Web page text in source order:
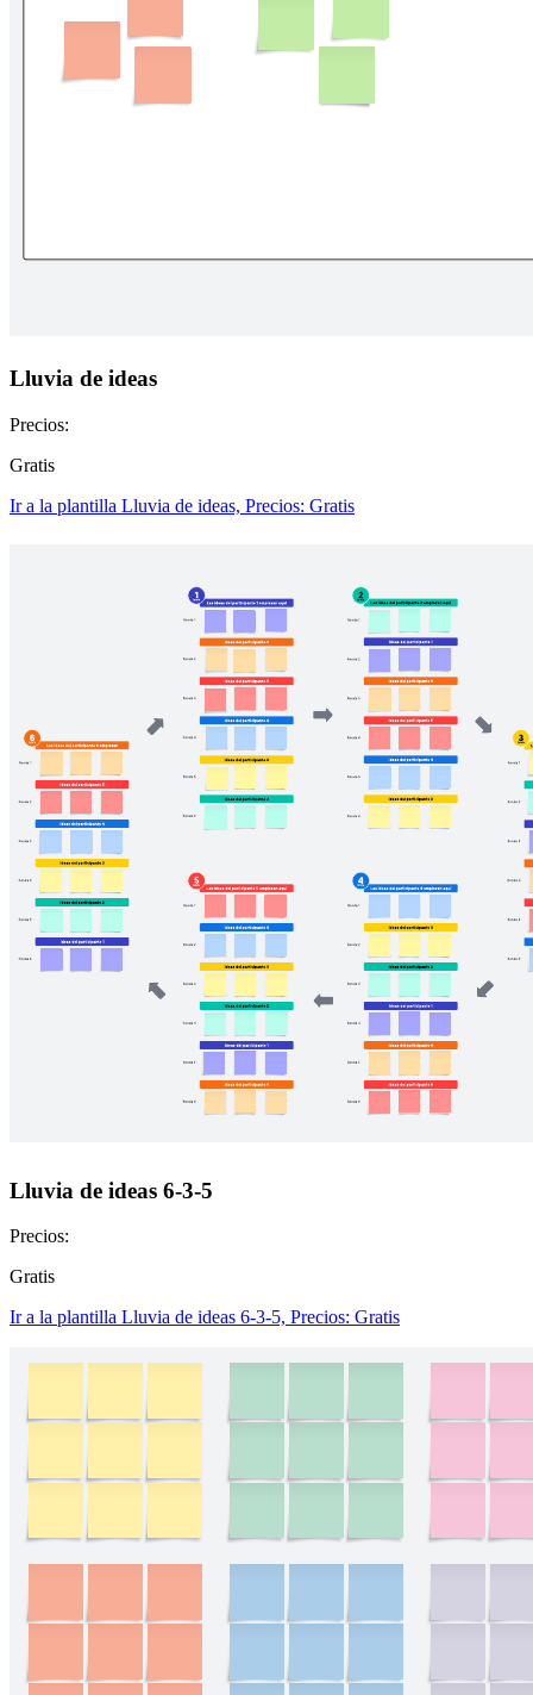
Lluvia de ideas
Precios:
Gratis
Ir a la plantilla Lluvia de ideas, Precios: Gratis
Lluvia de ideas 6-3-5
Precios:
Gratis
Ir a la plantilla Lluvia de ideas 6-3-5, Precios: Gratis